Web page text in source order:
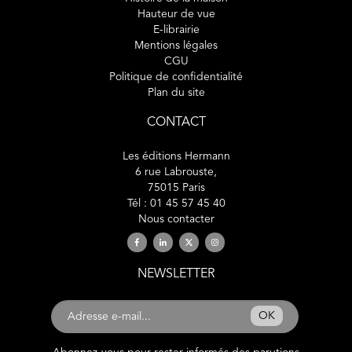
Hauteur de vue
E-librairie
Mentions légales
CGU
Politique de confidentialité
Plan du site
CONTACT
Les éditions Hermann
6 rue Labrouste,
75015 Paris
Tél : 01 45 57 45 40
Nous contacter
NEWSLETTER
OK